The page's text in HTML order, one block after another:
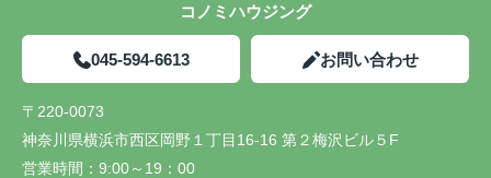
コノミハウジング
045-594-6613 お問い合わせ
〒220-0073
神奈川県横浜市西区岡野１丁目16-16 第２梅沢ビル５F
営業時間： 9:00～19：00